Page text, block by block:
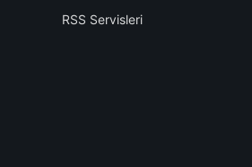
RSS Servisleri